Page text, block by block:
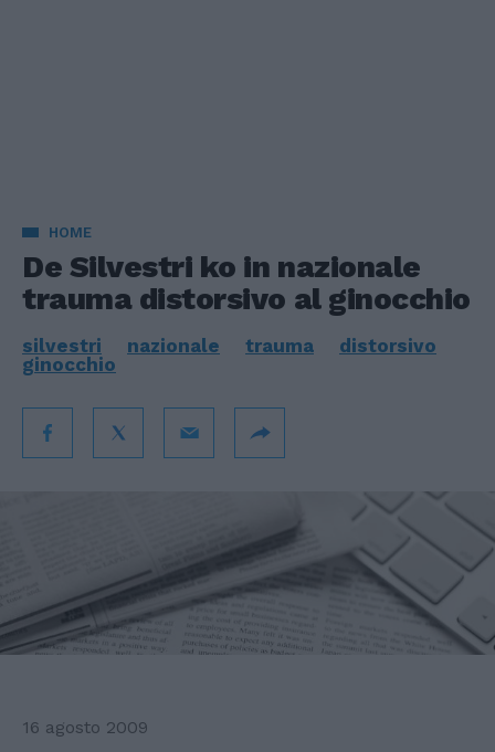
HOME
De Silvestri ko in nazionale
trauma distorsivo al ginocchio
silvestri nazionale trauma
distorsivo
ginocchio
16 agosto 2009